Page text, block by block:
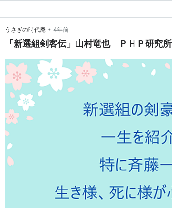
うさぎの時代庵 • 4年前
「新選組剣客伝」山村竜也 ＰＨＰ研究所